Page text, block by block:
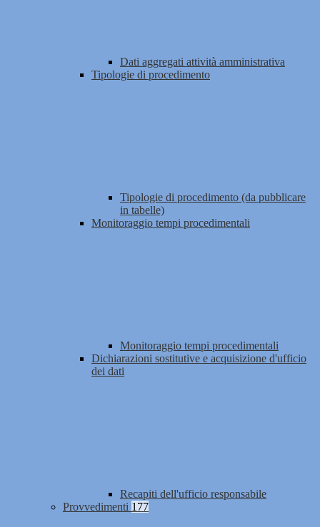
Dati aggregati attività amministrativa
Tipologie di procedimento
Tipologie di procedimento (da pubblicare
in tabelle)
Monitoraggio tempi procedimentali
Monitoraggio tempi procedimentali
Dichiarazioni sostitutive e acquisizione d'ufficio
dei dati
Recapiti dell'ufficio responsabile
Provvedimenti 177